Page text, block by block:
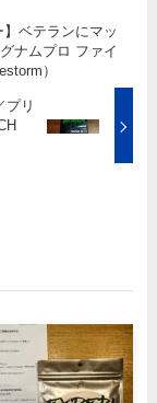
】ベテランにマッ
ナムプロ ファイ
）
プリ